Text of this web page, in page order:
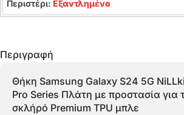
Περιστέρι: Εξαντλημένο
Περιγραφή
Θήκη Samsung Galaxy S24 5G
Pro Series Πλάτη με προστασία για
σκλήρό Premium TPU μπλε